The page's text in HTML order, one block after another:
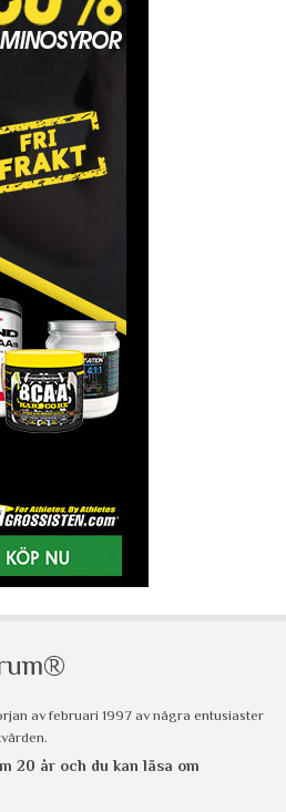
av februari 1997 av några entusiaster
20 år och du kan läsa om